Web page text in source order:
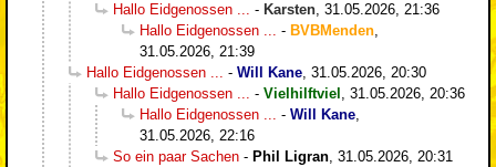
Hallo Eidgenossen ... - Karsten, 31.05.2026, 21:36
Hallo Eidgenossen ... - BVBMenden,
31.05.2026, 21:39
Hallo Eidgenossen ... - Will Kane, 31.05.2026, 20:30
Hallo Eidgenossen ... - Vielhilftviel , 31.05.2026, 20:36
Hallo Eidgenossen ... - Will Kane,
31.05.2026, 22:16
So ein paar Sachen - Phil Ligran, 31.05.2026, 20:31